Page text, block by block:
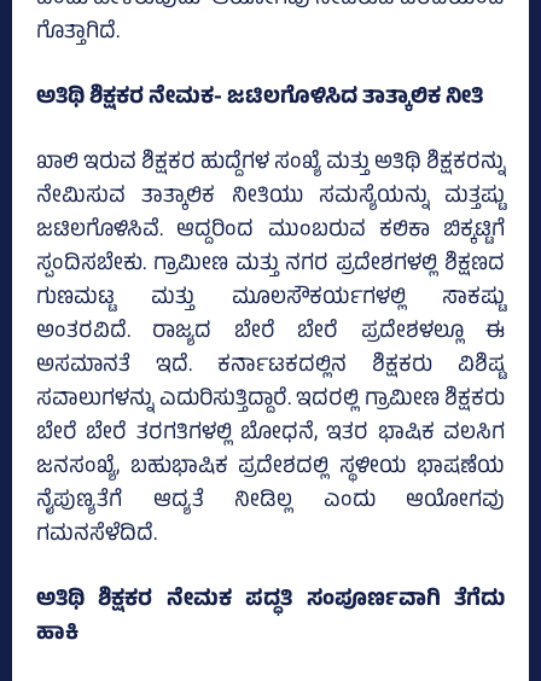
ಗೊತ್ತಾಗಿದೆ.
ಅತಿಥಿ ಶಿಕ್ಷಕರ ನೇಮಕ- ಜಟಿಲಗೊಳಿಸಿದ ತಾತ್ಕಾಲಿಕ ನೀತಿ
ಖಾಲಿ ಇರುವ ಶಿಕ್ಷಕರ ಹುದ್ದೆಗಳ ಸಂಖ್ಯೆ ಮತ್ತು ಅತಿಥಿ ಶಿಕ್ಷಕರನ್ನು
ನೇಮಿಸುವ ತಾತ್ಕಾಲಿಕ ನೀತಿಯು ಸಮಸ್ಯೆಯನ್ನು ಮತ್ತಷ್ಟು
ಜಟಿಲಗೊಳಿಸಿವೆ. ಆದ್ದರಿಂದ ಮುಂಬರುವ ಕಲಿಕಾ ಬಿಕ್ಕಟ್ಟಿಗೆ
ಸ್ಪಂದಿಸಬೇಕು. ಗ್ರಾಮೀಣ ಮತ್ತು ನಗರ ಪ್ರದೇಶಗಳಲ್ಲಿ ಶಿಕ್ಷಣದ
ಗುಣಮಟ್ಟ ಮತ್ತು ಮೂಲಸೌಕರ್ಯಗಳಲ್ಲಿ ಸಾಕಷ್ಟು
ಅಂತರವಿದೆ. ರಾಜ್ಯದ ಬೇರೆ ಬೇರೆ ಪ್ರದೇಶಳಲ್ಲೂ ಈ
ಅಸಮಾನತೆ ಇದೆ. ಕರ್ನಾಟಕದಲ್ಲಿನ ಶಿಕ್ಷಕರು ವಿಶಿಷ್ಟ
ಸವಾಲುಗಳನ್ನು ಎದುರಿಸುತ್ತಿದ್ದಾರೆ. ಇದರಲ್ಲಿ ಗ್ರಾಮೀಣ ಶಿಕ್ಷಕರು
ಬೇರೆ ಬೇರೆ ತರಗತಿಗಳಲ್ಲಿ ಬೋಧನೆ, ಇತರ ಭಾಷಿಕ ವಲಸಿಗ
ಜನಸಂಖ್ಯೆ, ಬಹುಭಾಷಿಕ ಪ್ರದೇಶದಲ್ಲಿ ಸ್ಥಳೀಯ ಭಾಷಣೆಯ
ನೈಪುಣ್ಯತೆಗೆ ಆದ್ಯತೆ ನೀಡಿಲ್ಲ ಎಂದು ಆಯೋಗವು
ಗಮನಸೆಳೆದಿದೆ.
ಅತಿಥಿ ಶಿಕ್ಷಕರ ನೇಮಕ ಪದ್ಧತಿ ಸಂಪೂರ್ಣವಾಗಿ ತೆಗೆದು
ಹಾಕಿ